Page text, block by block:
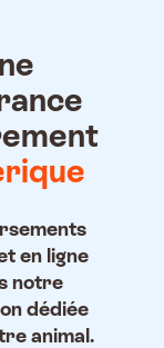
en ligne
notre
dédiée
animal.